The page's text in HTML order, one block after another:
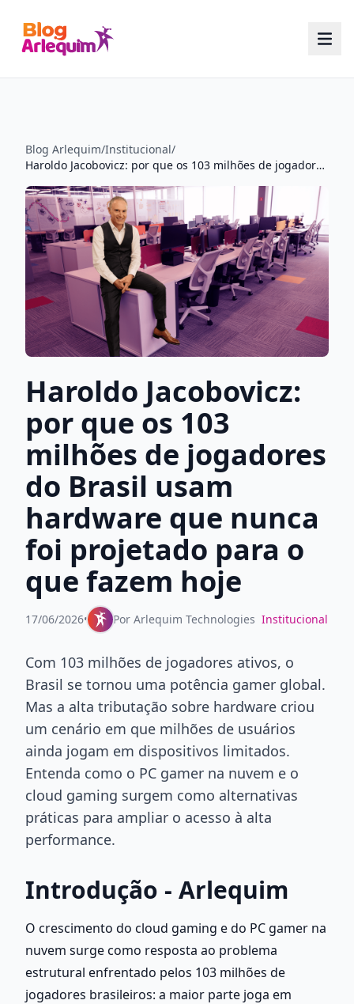
Blog Arlequim/Institucional/
Haroldo Jacobovicz: por que os 103 milhões de jogadores do Brasil usam hardware que nunca foi projetado para o que fazem hoje
Haroldo Jacobovicz:
por que os 103
milhões de jogadores
do Brasil usam
hardware que nunca
foi projetado para o
que fazem hoje
17/06/2026• Por Arlequim Technologies Institucional
Com 103 milhões de jogadores ativos, o
Brasil se tornou uma potência gamer global.
Mas a alta tributação sobre hardware criou
um cenário em que milhões de usuários
ainda jogam em dispositivos limitados.
Entenda como o PC gamer na nuvem e o
cloud gaming surgem como alternativas
práticas para ampliar o acesso à alta
performance.
Introdução - Arlequim
O crescimento do cloud gaming e do PC gamer na
nuvem surge como resposta ao problema
estrutural enfrentado pelos 103 milhões de
jogadores brasileiros: a maior parte joga em